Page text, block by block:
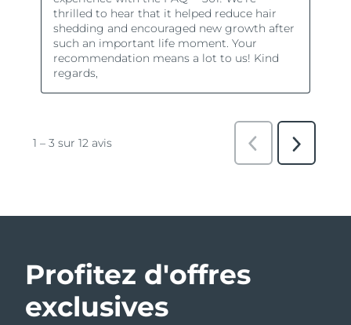
Profitez d'offres
exclusives